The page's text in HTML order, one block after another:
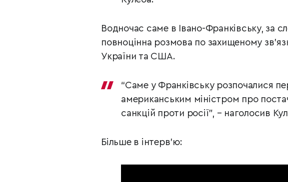
Водночас саме в Івано-Франківську, за
повноцінна розмова по захищеному
України та США.
“Саме у Франківську розпочалися
американським міністром про
санкцій проти росії”, – наголосив
Більше в інтерв’ю: